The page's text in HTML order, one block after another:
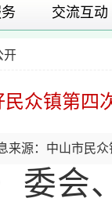
交流互动
开
民众镇第四
来源：中山市民
委会